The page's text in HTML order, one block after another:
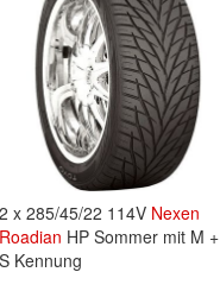
2 x 285/45/22 114V Nexen
Roadian HP Sommer mit M +
S Kennung